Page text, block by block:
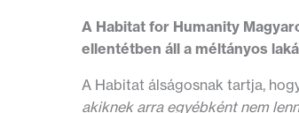
A Habitat for Humanity
ellentétben áll a méltányos
A Habitat álságosnak tartja,
akiknek arra egyébként nem